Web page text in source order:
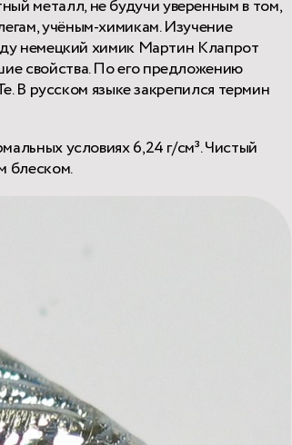
металл, не будучи уверенным в том,
учёным-химикам. Изучение
немецкий химик Мартин Клапрот
свойства. По его предложению
В русском языке закрепился термин
условиях 6,24 г/см³. Чистый
блеском.